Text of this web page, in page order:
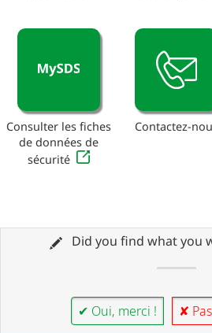
Consulter les fiches
de données de
sécurité
Contactez-
Did you find what you
✔ Oui, merci ! ✘